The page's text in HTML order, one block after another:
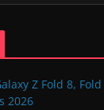
Z Fold 8,
2026